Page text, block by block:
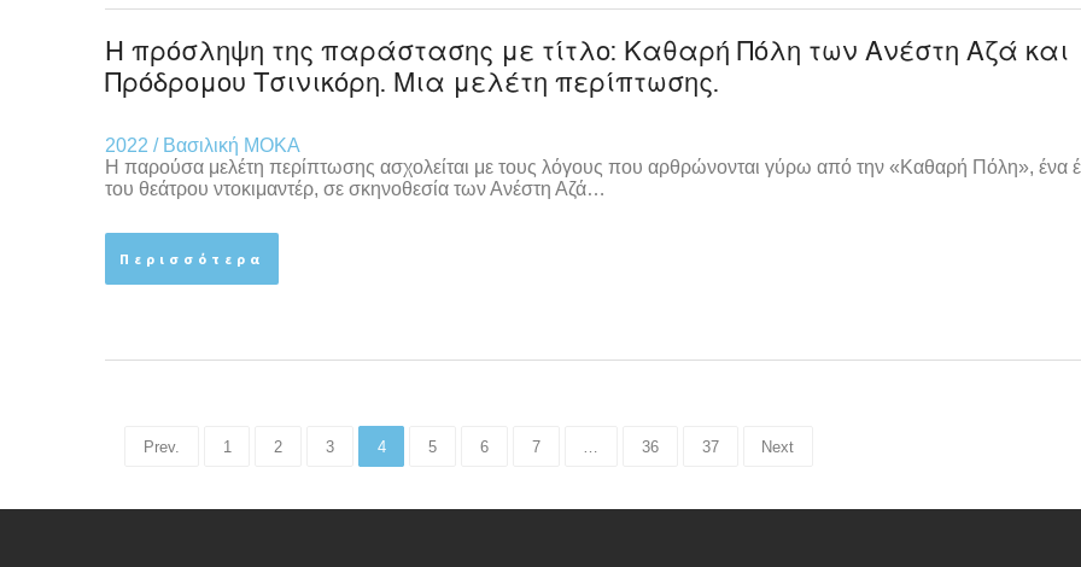
Η πρόσληψη της παράστασης με τίτλο: Καθαρή Πόλη των Ανέστη Αζά και
Πρόδρομου Τσινικόρη. Μια μελέτη περίπτωσης.
2022 / Βασιλική ΜΟΚΑ
Η παρούσα μελέτη περίπτωσης ασχολείται με τους λόγους που αρθρώνονται γύρω από την «Καθαρή Πόλη», ένα
του θεάτρου ντοκιμαντέρ, σε σκηνοθεσία των Ανέστη Αζά…
Περισσότερα
Prev. 1 2 3 4 5 6 7 36 37 Next